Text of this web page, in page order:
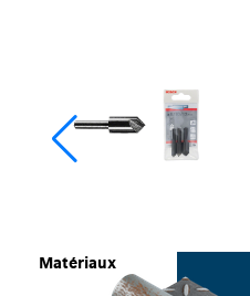
Matériaux